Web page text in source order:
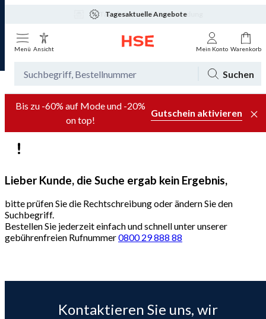
Tagesaktuelle Angebote
Menü Ansicht Mein Konto Warenkorb
Suchen
Bis zu -60% auf Mode und -20%
on top!
Gutschein aktivieren
Lieber Kunde, die Suche ergab kein Ergebnis,
bitte prüfen Sie die Rechtschreibung oder ändern Sie den
Suchbegriff.
Bestellen Sie jederzeit einfach und schnell unter unserer
gebührenfreien Rufnummer0800 29 888 88
Kontaktieren Sie uns, wir